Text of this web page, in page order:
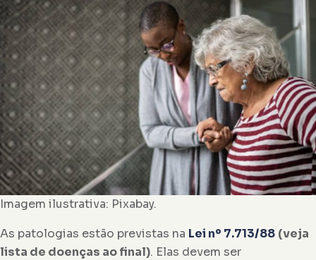
Imagem ilustrativa: Pixabay.
As patologias estão previstas na Lei nº 7.713/88 (veja
lista de doenças ao final). Elas devem ser